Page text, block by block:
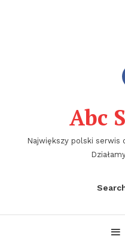
Abc
Największy polski serwis